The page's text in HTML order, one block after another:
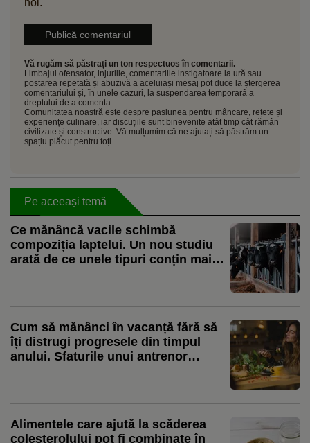
Vă rugăm să păstrați un ton respectuos în comentarii.
Limbajul ofensator, injuriile, comentariile instigatoare la ură sau
postarea repetată și abuzivă a aceluiași mesaj pot duce la ștergerea
comentariului și, în unele cazuri, la suspendarea temporară a
dreptului de a comenta.
Comunitatea noastră este despre pasiunea pentru mâncare, rețete și
experiențe culinare, iar discuțiile sunt binevenite atât timp cât rămân
civilizate și constructive. Vă mulțumim că ne ajutați să păstrăm un
spațiu plăcut pentru toți
Pe aceeași temă
Ce mănâncă vacile schimbă
compoziția laptelui. Un nou studiu
arată de ce unele tipuri conțin mai
Cum să mănânci în vacanță fără să
îți distrugi progresele din timpul
anului. Sfaturile unui antrenor
Alimentele care ajută la scăderea
colesterolului pot fi combinate în